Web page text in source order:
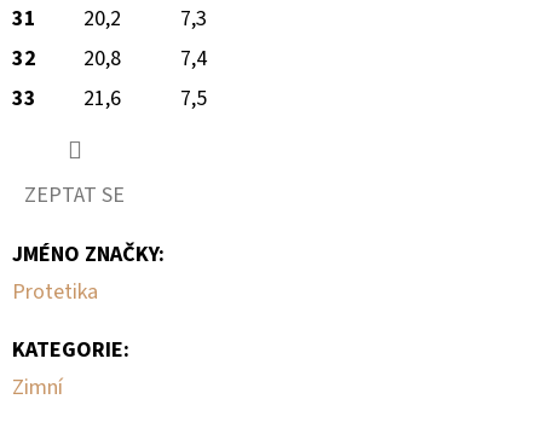
31
20,2
7,3
32
20,8
7,4
33
21,6 7,5
ZEPTAT SE
JMÉNO ZNAČKY:
Protetika
KATEGORIE:
Zimní